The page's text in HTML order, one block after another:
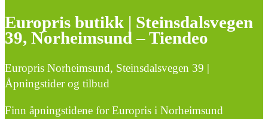
Europris butikk | Steinsdalsvegen
39, Norheimsund – Tiendeo
Europris Norheimsund, Steinsdalsvegen 39 |
Åpningstider og tilbud
Finn åpningstidene for Europris i Norheimsund